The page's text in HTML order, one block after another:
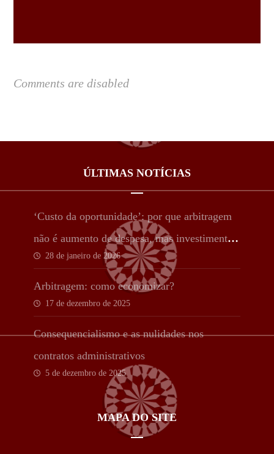
Comments are disabled
ÚLTIMAS NOTÍCIAS
‘Custo da oportunidade’: por que arbitragem
não é aumento de despesa, mas investimento
estratégico
28 de janeiro de 2026
Arbitragem: como economizar?
17 de dezembro de 2025
Consequencialismo e as nulidades nos
contratos administrativos
5 de dezembro de 2025
MAPA DO SITE